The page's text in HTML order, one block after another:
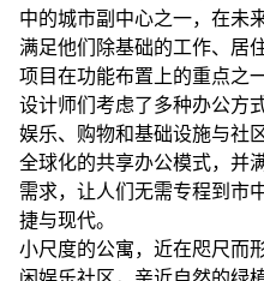
中的城市副中心之一，在未
满足他们除基础的工作、居
项目在功能布置上的重点之一
设计师们考虑了多种办公方
娱乐、购物和基础设施与社
全球化的共享办公模式，并
需求，让人们无需专程到市
捷与现代。
小尺度的公寓，近在咫尺而